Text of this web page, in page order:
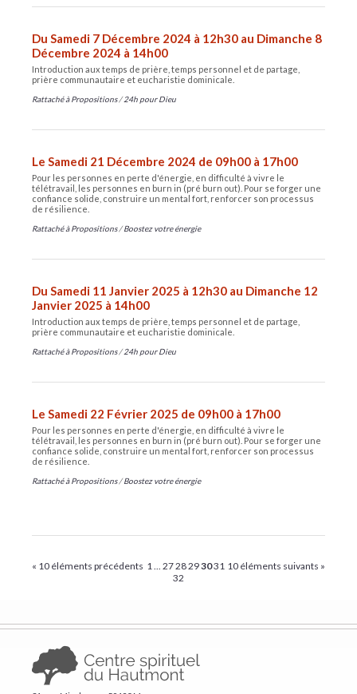
Du Samedi 7 Décembre 2024 à 12h30 au Dimanche 8
Décembre 2024 à 14h00
Introduction aux temps de prière, temps personnel et de partage,
prière communautaire et eucharistie dominicale.
Rattaché à Propositions /24h pour Dieu
Le Samedi 21 Décembre 2024 de 09h00 à 17h00
Pour les personnes en perte d'énergie, en difficulté à vivre le
télétravail, les personnes en burn in (pré burn out). Pour se forger une
confiance solide, construire un mental fort, renforcer son processus
de résilience.
Rattaché à Propositions /Boostez votre énergie
Du Samedi 11 Janvier 2025 à 12h30 au Dimanche 12
Janvier 2025 à 14h00
Introduction aux temps de prière, temps personnel et de partage,
prière communautaire et eucharistie dominicale.
Rattaché à Propositions /24h pour Dieu
Le Samedi 22 Février 2025 de 09h00 à 17h00
Pour les personnes en perte d'énergie, en difficulté à vivre le
télétravail, les personnes en burn in (pré burn out). Pour se forger une
confiance solide, construire un mental fort, renforcer son processus
de résilience.
Rattaché à Propositions /Boostez votre énergie
« 10 éléments précédents 10 éléments suivants »
1... 2728293031
32